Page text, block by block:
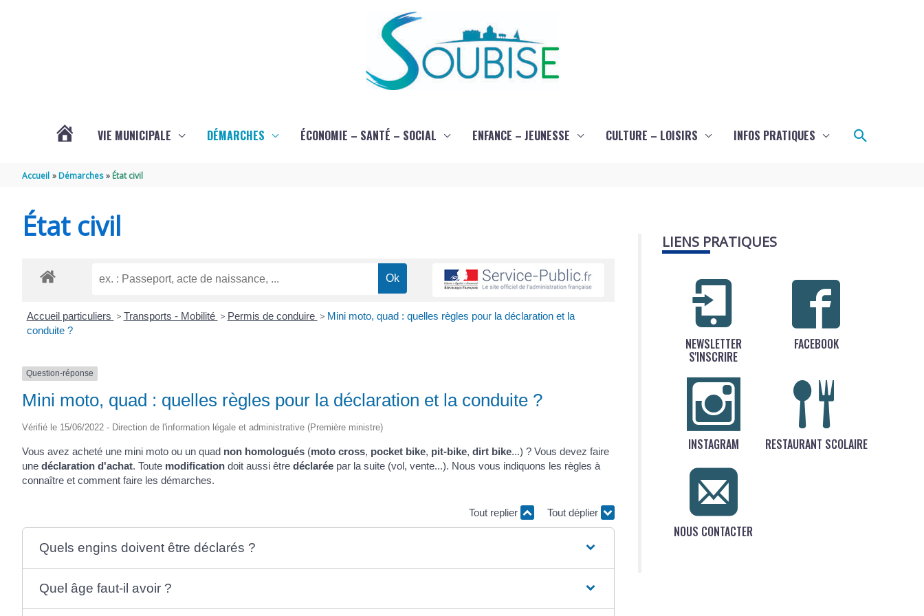
VIE MUNICIPALE DÉMARCHES ÉCONOMIE – SANTÉ – SOCIAL ENFANCE – JEUNESSE CULTURE – LOISIRS INFOS PRATIQUES
Accueil Démarches État civil
État civil
Accueil particuliers > Transports - Mobilité > Permis de conduire > Mini moto, quad : quelles règles pour la déclaration et la
conduite ?
Question-réponse
Mini moto, quad : quelles règles pour la déclaration et la conduite ?
Vérifié le 15/06/2022 - Direction de l'information légale et administrative (Première ministre)
Vous avez acheté une mini moto ou un quad non homologués (moto cross, pocket bike, pit-bike, dirt bike...) ? Vous devez faire
une déclaration d'achat. Toute modification doit aussi être déclarée par la suite (vol, vente...). Nous vous indiquons les règles à
connaître et comment faire les démarches.
Tout replier Tout déplier
Quels engins doivent être déclarés ?
Quel âge faut-il avoir ?
LIENS PRATIQUES
NEWSLETTER
S'INSCRIRE
FACEBOOK
INSTAGRAM RESTAURANT SCOLAIRE
NOUS CONTACTER